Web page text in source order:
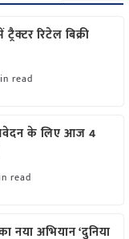
रिटेल बिक्री
read
आवेदन के लिए आज 4
read
नया अभियान ‘दुनिया